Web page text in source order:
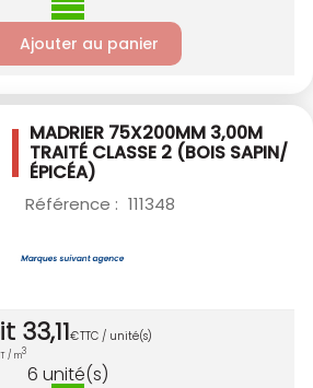
Ajouter au panier
MADRIER 75X200MM 3,00M
TRAITÉ CLASSE 2 (BOIS SAPIN/
ÉPICÉA)
Référence : 111348
33,11€TTC / unité(s)
/ m3
6 unité(s)